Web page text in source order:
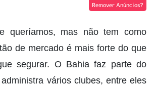
Remover Anúncios?
queríamos, mas não tem como
de mercado é mais forte do que
segurar. O Bahia faz parte do
vários clubes, entre eles